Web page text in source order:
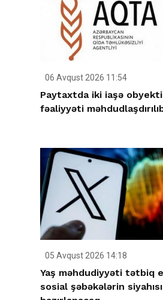
06 Avqust 2026 11:54
Paytaxtda iki iaşə
fəaliyyəti
05 Avqust 2026 14:18
Yaş məhdudiyyəti tətbiq
sosial şəbəkələrin siyahısı